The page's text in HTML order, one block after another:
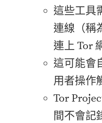
這些工具
連線（稱
連上 Tor
這可能會
用者操作
Tor
間不會記